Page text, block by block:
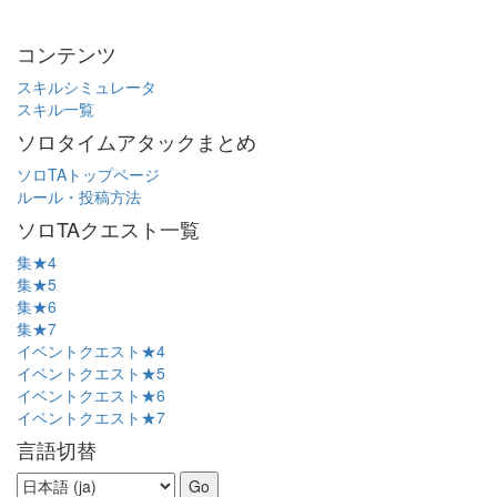
コンテンツ
スキルシミュレータ
スキル一覧
ソロタイムアタックまとめ
ソロTAトップページ
ルール・投稿方法
ソロTAクエスト一覧
集★4
集★5
集★6
集★7
イベントクエスト★4
イベントクエスト★5
イベントクエスト★6
イベントクエスト★7
言語切替